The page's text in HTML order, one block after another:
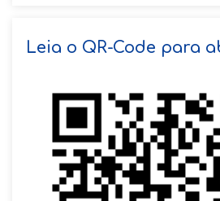
Leia o QR-Code para